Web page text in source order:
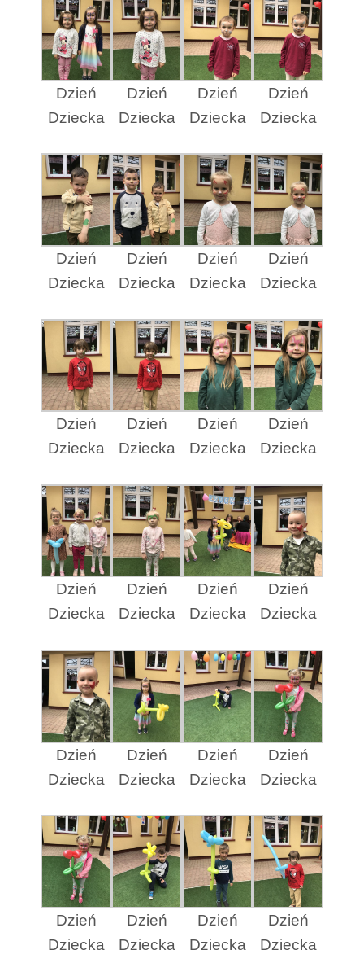
Dzień
Dziecka
Dzień
Dziecka
Dzień
Dziecka
Dzień
Dziecka
Dzień
Dziecka
Dzień
Dziecka
Dzień
Dziecka
Dzień
Dziecka
Dzień
Dziecka
Dzień
Dziecka
Dzień
Dziecka
Dzień
Dziecka
Dzień
Dziecka
Dzień
Dziecka
Dzień
Dziecka
Dzień
Dziecka
Dzień
Dziecka
Dzień
Dziecka
Dzień
Dziecka
Dzień
Dziecka
Dzień
Dziecka
Dzień
Dziecka
Dzień
Dziecka
Dzień
Dziecka